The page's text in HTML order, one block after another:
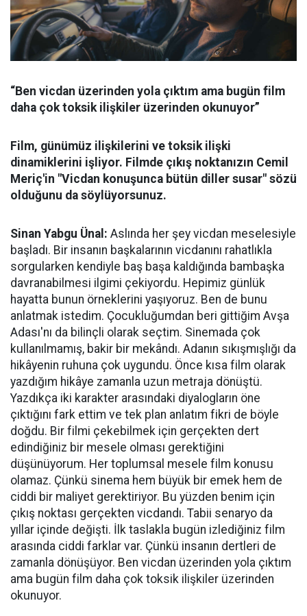
“Ben vicdan üzerinden yola çıktım ama bugün film
daha çok toksik ilişkiler üzerinden okunuyor”
Film, günümüz ilişkilerini ve toksik ilişki
dinamiklerini işliyor. Filmde çıkış noktanızın Cemil
Meriç'in "Vicdan konuşunca bütün diller susar" sözü
olduğunu da söylüyorsunuz.
Sinan Yabgu Ünal: Aslında her şey vicdan meselesiyle
başladı. Bir insanın başkalarının vicdanını rahatlıkla
sorgularken kendiyle baş başa kaldığında bambaşka
davranabilmesi ilgimi çekiyordu. Hepimiz günlük
hayatta bunun örneklerini yaşıyoruz. Ben de bunu
anlatmak istedim. Çocukluğumdan beri gittiğim Avşa
Adası'nı da bilinçli olarak seçtim. Sinemada çok
kullanılmamış, bakir bir mekândı. Adanın sıkışmışlığı da
hikâyenin ruhuna çok uygundu. Önce kısa film olarak
yazdığım hikâye zamanla uzun metraja dönüştü.
Yazdıkça iki karakter arasındaki diyalogların öne
çıktığını fark ettim ve tek plan anlatım fikri de böyle
doğdu. Bir filmi çekebilmek için gerçekten dert
edindiğiniz bir mesele olması gerektiğini
düşünüyorum. Her toplumsal mesele film konusu
olamaz. Çünkü sinema hem büyük bir emek hem de
ciddi bir maliyet gerektiriyor. Bu yüzden benim için
çıkış noktası gerçekten vicdandı. Tabii senaryo da
yıllar içinde değişti. İlk taslakla bugün izlediğiniz film
arasında ciddi farklar var. Çünkü insanın dertleri de
zamanla dönüşüyor. Ben vicdan üzerinden yola çıktım
ama bugün film daha çok toksik ilişkiler üzerinden
okunuyor.